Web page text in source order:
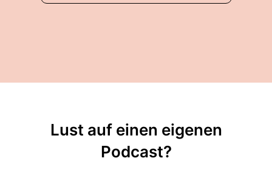
Lust auf einen eigenen
Podcast?